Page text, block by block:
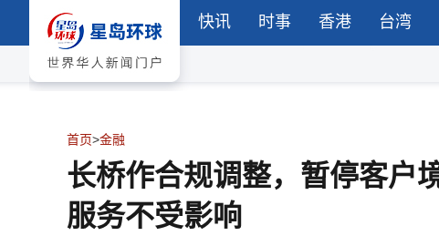
快讯 时事 香港 台湾
首页>金融
长桥作合规调整，暂停客户
服务不受影响